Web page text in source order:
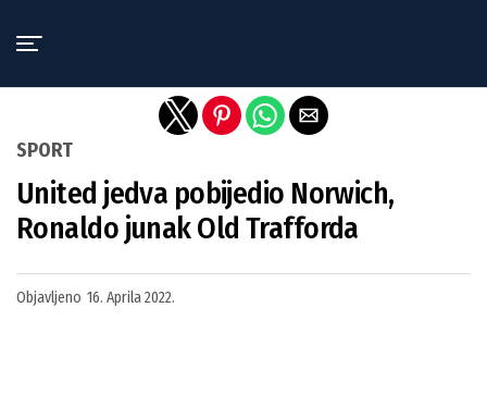
SPORT
United jedva pobijedio Norwich,
Ronaldo junak Old Trafforda
Objavljeno 16. Aprila 2022.